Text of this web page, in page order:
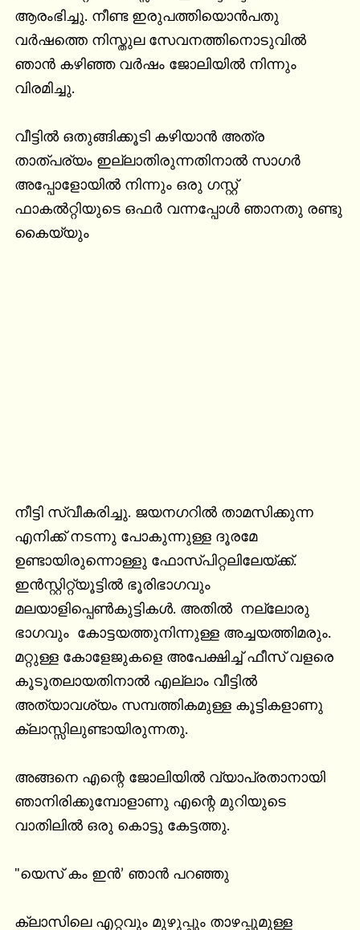
ആരംഭിച്ചു. നീണ്ട ഇരുപത്തിയൊൻപതു
വർഷത്തെ നിസ്തുല സേവനത്തിനൊടുവിൽ
ഞാൻ കഴിഞ്ഞ വർഷം ജോലിയിൽ നിന്നും
വിരമിച്ചു.
വീട്ടിൽ ഒതുങ്ങിക്കൂടി കഴിയാൻ അത്ര
താത്പര്യം ഇല്ലാതിരുന്നതിനാൽ സാഗർ
അപ്പോളോയിൽ നിന്നും ഒരു ഗസ്റ്റ്
ഫാകൽറ്റിയുടെ ഒഫർ വന്നപ്പോൾ ഞാനതു രണ്ടു
കൈയ്യും
നീട്ടി സ്വീകരിച്ചു. ജയനഗറിൽ താമസിക്കുന്ന
എനിക്ക് നടന്നു പോകുന്നുള്ള ദൂരമേ
ഉണ്ടായിരുന്നൊള്ളു ഫോസ്പിറ്റലിലേയ്ക്ക്.
ഇൻസ്റ്റിറ്റ്യൂട്ടിൽ ഭൂരിഭാഗവും
മലയാളിപ്പെൺകുട്ടികൾ. അതിൽ  നല്ലോരു
ഭാഗവും  കോട്ടയത്തുനിന്നുള്ള അച്ചയത്തിമരും.
മറ്റുള്ള കോളേജുകളെ അപേക്ഷിച്ച് ഫീസ് വളരെ
കൂടൂതലായതിനാൽ എല്ലാം വീട്ടിൽ
അത്യാവശ്യം സമ്പത്തികമുള്ള കൂട്ടികളാണു
ക്ലാസ്സിലുണ്ടായിരുന്നതു.
അങ്ങനെ എന്റെ ജോലിയിൽ വ്യാപ്രതാനായി
ഞാനിരിക്കുമ്പോളാണു എന്റെ മുറിയുടെ
വാതിലിൽ ഒരു കൊട്ടു കേട്ടത്തു.
"യെസ് കം ഇൻ’ ഞാൻ പറഞ്ഞു
ക്ലാസിലെ എറ്റവും മുഴുപ്പും താഴപ്പുമുള്ള